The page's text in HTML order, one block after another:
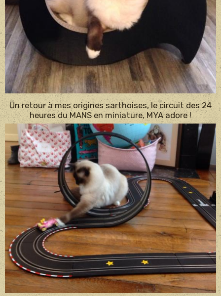
Un retour à mes origines sarthoises, le circuit des 24
heures du MANS en miniature, MYA adore !